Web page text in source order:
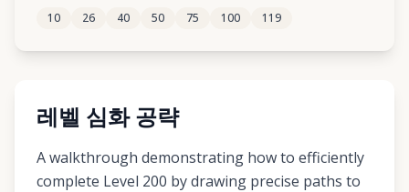
189 190 191 192
10 26 40 50 75 100 119
레벨 심화 공략
A walkthrough demonstrating how to efficiently
complete Level 200 by drawing precise paths to